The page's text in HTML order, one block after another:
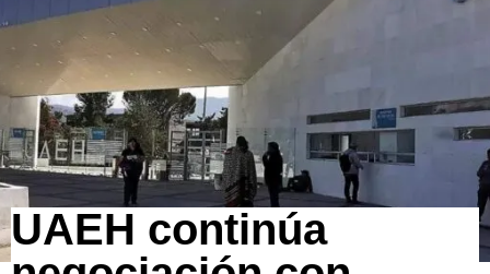
UAEH continúa